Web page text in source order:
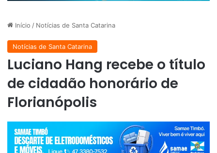
Início / Notícias de Santa Catarina
Notícias de Santa Catarina
Luciano Hang recebe o título
de cidadão honorário de
Florianópolis